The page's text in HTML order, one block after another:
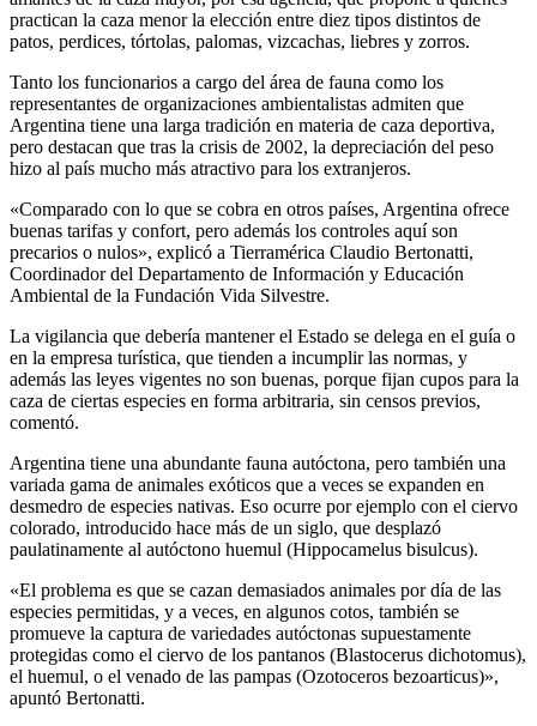
practican la caza menor la elección entre diez tipos distintos de
patos, perdices, tórtolas, palomas, vizcachas, liebres y zorros.
Tanto los funcionarios a cargo del área de fauna como los
representantes de organizaciones ambientalistas admiten que
Argentina tiene una larga tradición en materia de caza deportiva,
pero destacan que tras la crisis de 2002, la depreciación del peso
hizo al país mucho más atractivo para los extranjeros.
«Comparado con lo que se cobra en otros países, Argentina ofrece
buenas tarifas y confort, pero además los controles aquí son
precarios o nulos», explicó a Tierramérica Claudio Bertonatti,
Coordinador del Departamento de Información y Educación
Ambiental de la Fundación Vida Silvestre.
La vigilancia que debería mantener el Estado se delega en el guía o
en la empresa turística, que tienden a incumplir las normas, y
además las leyes vigentes no son buenas, porque fijan cupos para la
caza de ciertas especies en forma arbitraria, sin censos previos,
comentó.
Argentina tiene una abundante fauna autóctona, pero también una
variada gama de animales exóticos que a veces se expanden en
desmedro de especies nativas. Eso ocurre por ejemplo con el ciervo
colorado, introducido hace más de un siglo, que desplazó
paulatinamente al autóctono huemul (Hippocamelus bisulcus).
«El problema es que se cazan demasiados animales por día de las
especies permitidas, y a veces, en algunos cotos, también se
promueve la captura de variedades autóctonas supuestamente
protegidas como el ciervo de los pantanos (Blastocerus dichotomus),
el huemul, o el venado de las pampas (Ozotoceros bezoarticus)»,
apuntó Bertonatti.